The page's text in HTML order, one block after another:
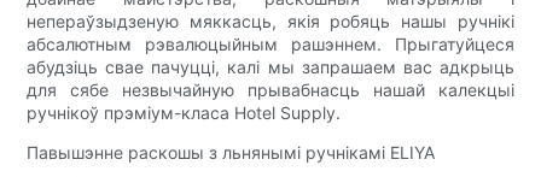
непераўзыдзеную мяккасць, якія робяць нашы ручнікі
абсалютным рэвалюцыйным рашэннем. Прыгатуйцеся
абудзіць свае пачуцці, калі мы запрашаем вас адкрыць
для сябе незвычайную прывабнасць нашай калекцыі
ручнікоў прэміум-класа Hotel Supply.
Павышэнне раскошы з льнянымі ручнікамі ELIYA